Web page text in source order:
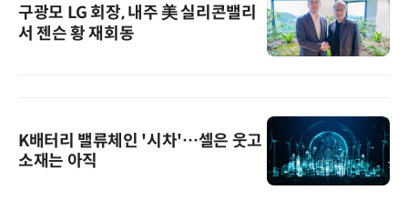
구광모 LG 회장, 내주 美 실리콘밸리
서 젠슨 황 재회동
K배터리 밸류체인 '시차'…셀은 웃고
소재는 아직